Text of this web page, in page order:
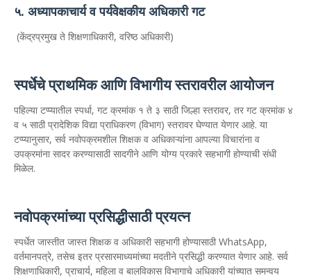
५. अध्यापकाचार्य व पर्यवेक्षकीय अधिकारी गट
(केंद्रप्रमुख ते शिक्षणाधिकारी, वरिष्ठ अधिकारी)
स्पर्धेचे प्राथमिक आणि विभागीय स्तरावरील आयोजन
पहिल्या टप्प्यातील स्पर्धा, गट क्रमांक १ ते ३ साठी जिल्हा स्तरावर, तर गट क्रमांक ४
व ५ साठी प्रादेशिक विद्या प्राधिकरण (विभाग) स्तरावर घेण्यात येणार आहे. या
टप्प्यानुसार, सर्व नवोपक्रमशील शिक्षक व अधिकाऱ्यांना आपल्या विचारांना व
उपक्रमांना सादर करण्यासाठी सादगीने आणि योग्य प्रकारे सहभागी होण्याची संधी
मिळेल.
नवोपक्रमांच्या प्रसिद्धीसाठी प्रयत्न
स्पर्धेत जास्तीत जास्त शिक्षक व अधिकारी सहभागी होण्यासाठी WhatsApp,
वर्तमानपत्रे, तसेच इतर प्रसारमाध्यमांच्या मदतीने प्रसिद्धी करण्यात येणार आहे. सर्व
शिक्षणाधिकारी, प्राचार्य, महिला व बालविकास विभागाचे अधिकारी यांच्यात समन्वय